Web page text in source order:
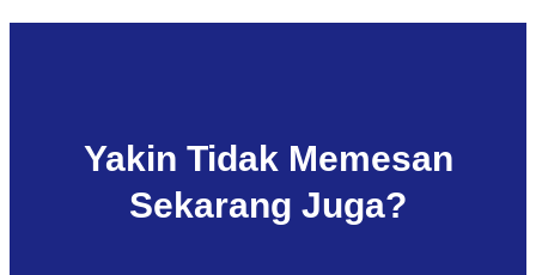
Yakin Tidak Memesan
Sekarang Juga?